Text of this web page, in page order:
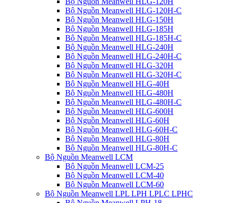
Bộ Nguồn Meanwell HLG-120H-C
Bộ Nguồn Meanwell HLG-150H
Bộ Nguồn Meanwell HLG-185H
Bộ Nguồn Meanwell HLG-185H-C
Bộ Nguồn Meanwell HLG-240H
Bộ Nguồn Meanwell HLG-240H-C
Bộ Nguồn Meanwell HLG-320H
Bộ Nguồn Meanwell HLG-320H-C
Bộ Nguồn Meanwell HLG-40H
Bộ Nguồn Meanwell HLG-480H
Bộ Nguồn Meanwell HLG-480H-C
Bộ Nguồn Meanwell HLG-600H
Bộ Nguồn Meanwell HLG-60H
Bộ Nguồn Meanwell HLG-60H-C
Bộ Nguồn Meanwell HLG-80H
Bộ Nguồn Meanwell HLG-80H-C
Bộ Nguồn Meanwell LCM
Bộ Nguồn Meanwell LCM-25
Bộ Nguồn Meanwell LCM-40
Bộ Nguồn Meanwell LCM-60
Bộ Nguồn Meanwell LPL LPH LPLC LPHC